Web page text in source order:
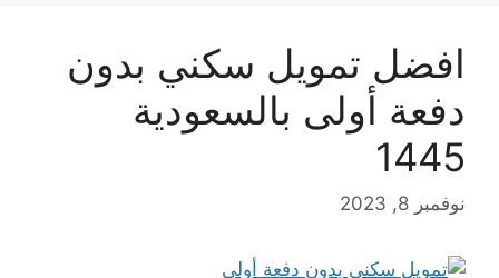
افضل تمويل سكني بدون
دفعة أولى بالسعودية
1445
نوفمبر 8, 2023